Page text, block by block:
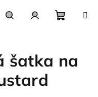
košík
šatka na